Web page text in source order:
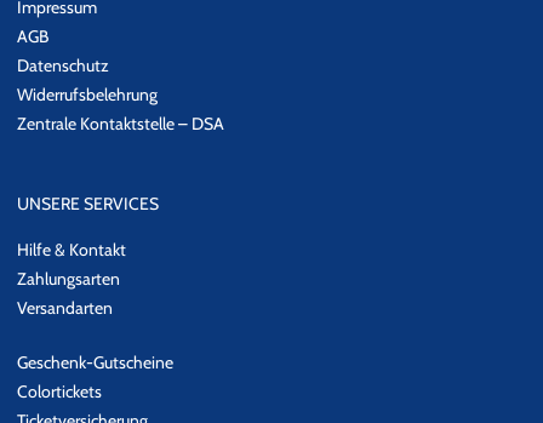
Impressum
AGB
Datenschutz
Widerrufsbelehrung
Zentrale Kontaktstelle – DSA
UNSERE SERVICES
Hilfe & Kontakt
Zahlungsarten
Versandarten
Geschenk-Gutscheine
Colortickets